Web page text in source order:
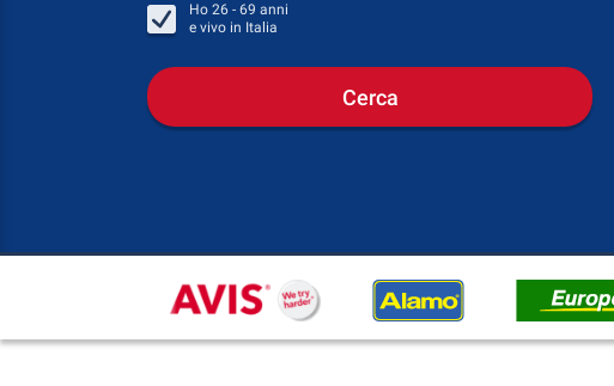
Ho 26 - 69 anni
e vivo in Italia
Cerca